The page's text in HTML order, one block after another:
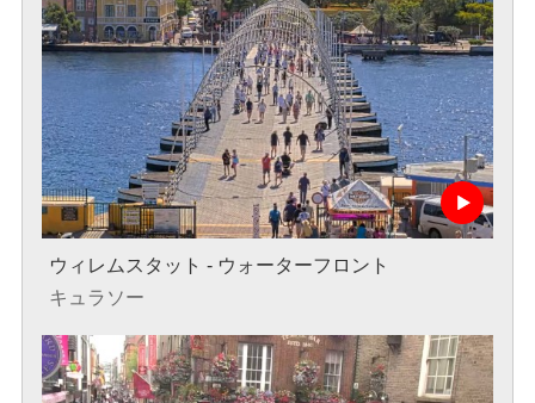
ウィレムスタット - ウォーターフロント
キュラソー